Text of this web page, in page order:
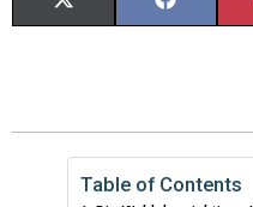
W
I
E
Table of Contents